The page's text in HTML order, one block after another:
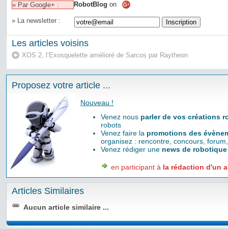
» Par Google+ : RobotBlog on
» La newsletter :
Les articles voisins
XOS 2, l’Exosquelette amélioré de Sarcos par Raytheon
Proposez votre article ...
Nouveau !
Venez nous parler de vos créations
robots
Venez faire la promotions des
organisez : rencontre, concours,
Venez rédiger une news de robotique
en participant à la rédaction d'un
Articles Similaires
Aucun article similaire ...